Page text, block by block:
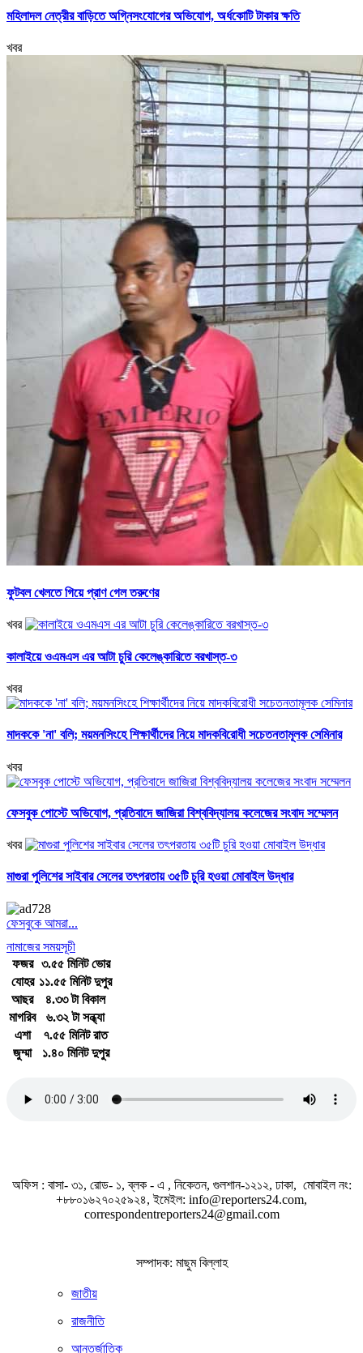
মহিলাদল নেত্রীর বাড়িতে অগ্নিসংযোগের অভিযোগ, অর্ধকোটি টাকার ক্ষতি
খবর
ফুটবল খেলতে গিয়ে প্রাণ গেল তরুণের
খবর
কালাইয়ে ওএমএস এর আটা চুরি কেলেঙ্কারিতে বরখাস্ত-৩
খবর
মাদককে 'না' বলি; ময়মনসিংহে শিক্ষার্থীদের নিয়ে মাদকবিরোধী সচেতনতামূলক সেমিনার
খবর
ফেসবুক পোস্টে অভিযোগ, প্রতিবাদে জাজিরা বিশ্ববিদ্যালয় কলেজের সংবাদ সম্মেলন
খবর
মাগুরা পুলিশের সাইবার সেলের তৎপরতায় ৩৫টি চুরি হওয়া মোবাইল উদ্ধার
ফেসবুকে আমরা...
নামাজের সময়সূচী
ফজর
৩.৫৫ মিনিট ভোর
যোহর ১১.৫৫ মিনিট দুপুর
আছর
৪.৩৩ টা বিকাল
মাগরিব
৬.৩২ টা সন্ধ্যা
এশা
৭.৫৫ মিনিট রাত
জুম্মা
১.৪০ মিনিট দুপুর
অফিস : বাসা- ৩১, রোড- ১, ব্লক - এ , নিকেতন, গুলশান-১২১২, ঢাকা, মোবাইল নং:
+৮৮০১৬২৭০২৫৯২৪, ইমেইল: info@reporters24.com,
correspondentreporters24@gmail.com
সম্পাদক: মাছুম বিল্লাহ
জাতীয়
রাজনীতি
আন্তর্জাতিক